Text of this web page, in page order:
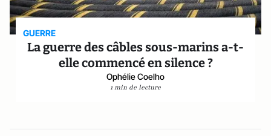
GUERRE
La guerre des câbles sous-marins a-t-
elle commencé en silence ?
Ophélie Coelho
1 min de lecture